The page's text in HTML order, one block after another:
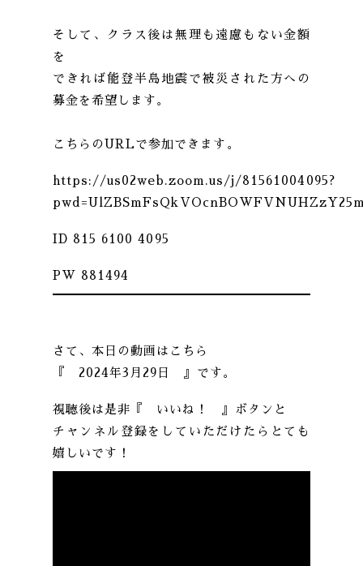
そして、クラス後は無理も遠慮もない金額
を
できれば能登半島地震で被災された方への
募金を希望します。
こちらのURLで参加できます。
https://us02web.zoom.us/j/81561004095?
ID 815 6100 4095
PW 881494
さて、本日の動画はこちら
『 2024年3月29日 』です。
視聴後は是非『 いいね！ 』ボタンと
チャンネル登録をしていただけたらとても
嬉しいです！